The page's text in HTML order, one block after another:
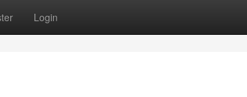
Login